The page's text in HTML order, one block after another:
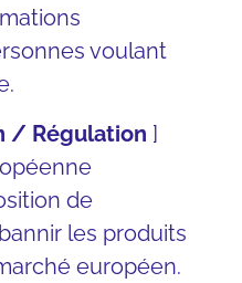
voulant
/ Régulation ]
de
les produits
européen.